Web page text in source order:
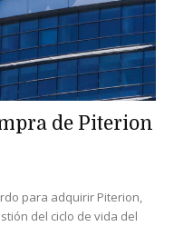
de Piterion
para adquirir Piterion,
del ciclo de vida del